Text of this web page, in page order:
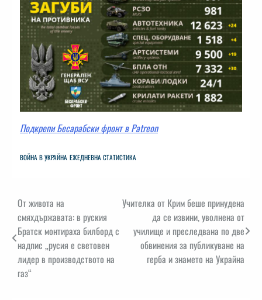
Подкрепи Бесарабски фронт в Patreon
ВОЙНА В УКРАЙНА ЕЖЕДНЕВНА СТАТИСТИКА
Навигация
От живота на
смяхдържавата: в руския
Братск монтираха билборд с
надпис „русия е световен
лидер в производството на
газ“
Учителка от Крим беше принудена
да се извини, уволнена от
училище и преследвана по две
обвинения за публикуване на
герба и знамето на Украйна